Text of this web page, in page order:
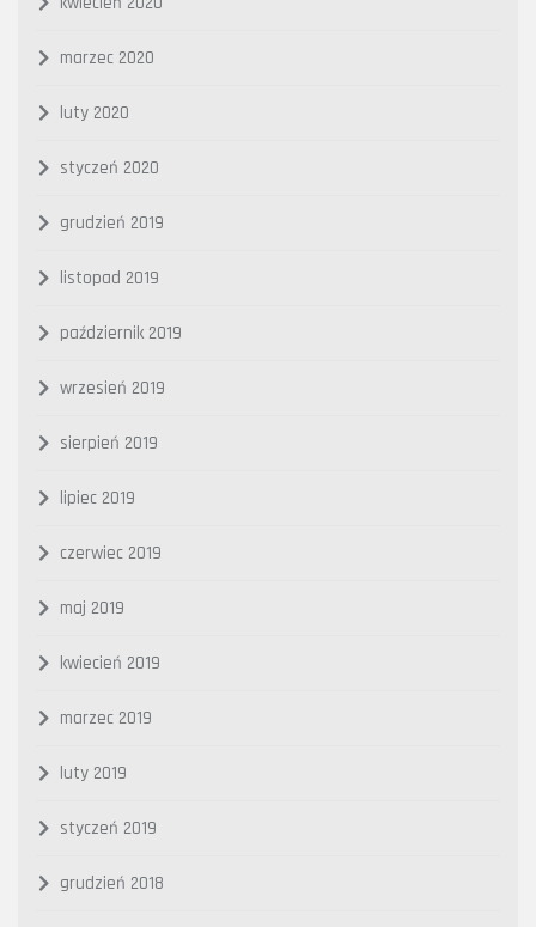
marzec 2020
luty 2020
styczeń 2020
grudzień 2019
listopad 2019
październik 2019
wrzesień 2019
sierpień 2019
lipiec 2019
czerwiec 2019
maj 2019
kwiecień 2019
marzec 2019
luty 2019
styczeń 2019
grudzień 2018